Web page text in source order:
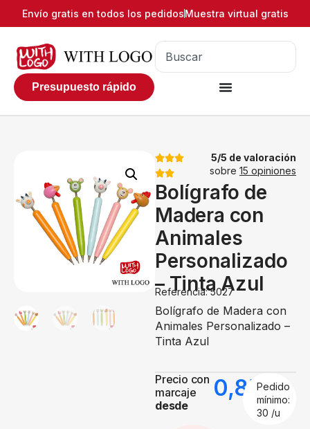
Envío gratis en todos los pedidosMuestra virtual gratis
Presupuesto rápido
5/5 de valoración
sobre 15 opiniones
Bolígrafo de
Madera con
Animales
Personalizado
– Tinta Azul
Referencia: 5027
Bolígrafo de Madera con
Animales Personalizado –
Tinta Azul
Precio con
marcaje
desde
0,85€
Pedido
mínimo:
30 /u